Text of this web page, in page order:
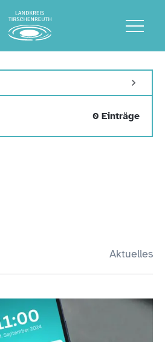
Aktuelles
0 Einträge